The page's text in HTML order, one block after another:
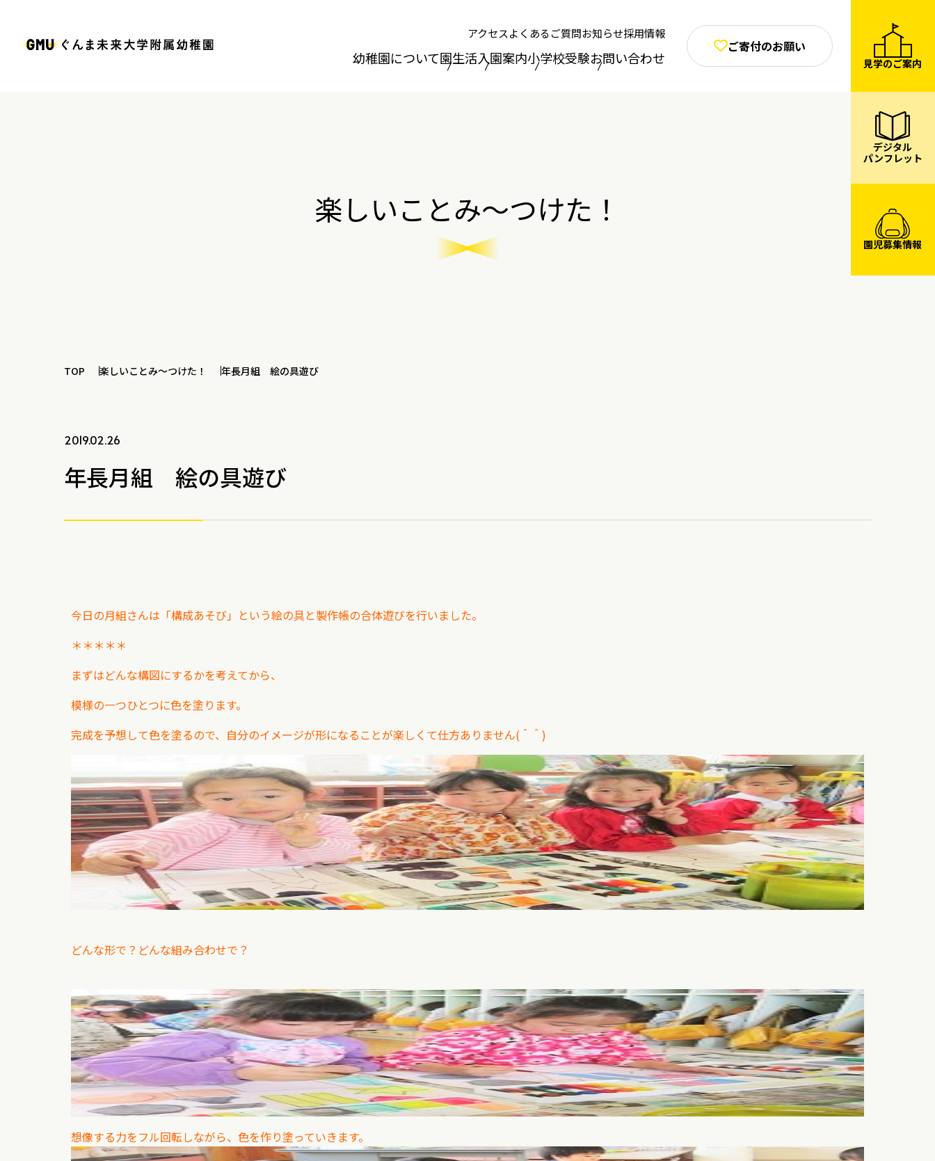
アクセスよくあるご質問お知らせ採用情報
幼稚園について園生活入園案内小学校受験お問い合わせ
ご寄付のお願い
見学のご案内
デジタル
パンフレット
園児募集情報
楽しいことみ～つけた！
TOP 楽しいことみ～つけた！ 年長月組 絵の具遊び
2019.02.26
年長月組 絵の具遊び
今日の月組さんは「構成あそび」という絵の具と製作帳の合体遊びを行いました。
＊＊＊＊＊
まずはどんな構図にするかを考えてから、
模様の一つひとつに色を塗ります。
完成を予想して色を塗るので、自分のイメージが形になることが楽しくて仕方ありません(＾＾)
どんな形で？どんな組み合わせで？
想像する力をフル回転しながら、色を作り塗っていきます。